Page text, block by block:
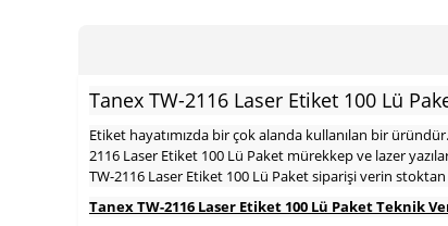
Tanex TW-2116 Laser Etiket 100 Lü
Etiket hayatımızda bir çok alanda kullanılan bir
2116 Laser Etiket 100 Lü Paket mürekkep ve lazer
TW-2116 Laser Etiket 100 Lü Paket siparişi verin stoktan
Tanex TW-2116 Laser Etiket 100 Lü Paket Teknik